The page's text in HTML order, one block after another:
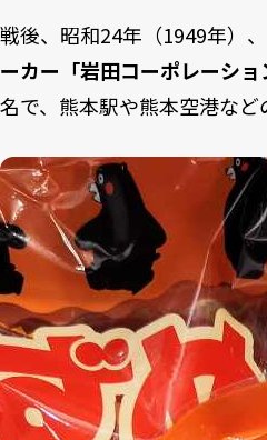
戦後、昭和24年（1949年）、
ーカー「岩田コーポレーショ
名で、熊本駅や熊本空港など